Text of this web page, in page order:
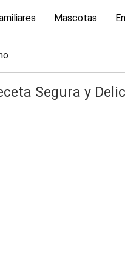
Mascotas
Segura y